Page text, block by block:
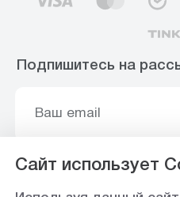
Подпишитесь на
Сайт использует